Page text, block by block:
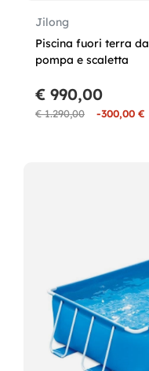
Jilong
Piscina fuori terra
pompa e scaletta
€ 1.290,00 -300,00 €
€ 990,00